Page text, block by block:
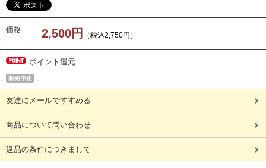
価格 2,500円 （税込2,750円）
ポイント還元
友達にメールですすめる
商品について問い合わせ
返品の条件につきまして